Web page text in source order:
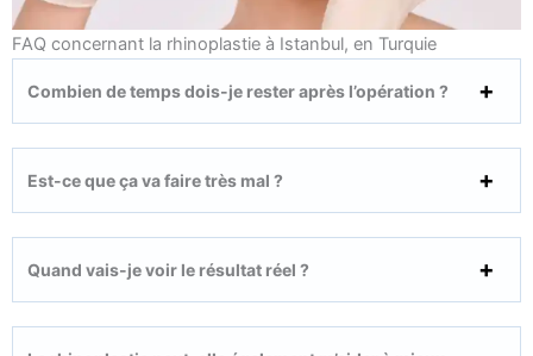
FAQ concernant la rhinoplastie à Istanbul, en Turquie
Combien de temps dois-je rester après l’opération ?
Est-ce que ça va faire très mal ?
Quand vais-je voir le résultat réel ?